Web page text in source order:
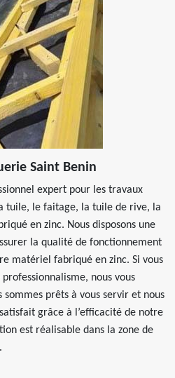
Saint Benin
expert pour les travaux
tuile, le faitage, la tuile de rive, la
en zinc. Nous disposons une
la qualité de fonctionnement
matériel fabriqué en zinc. Si vous
nous vous
sommes prêts à vous servir et nous
grâce à l’efficacité de notre
est réalisable dans la zone de